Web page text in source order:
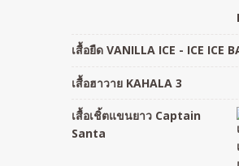
เสื้อยืด VANILLA ICE - ICE ICE
เสื้อฮาวาย KAHALA 3
เสื้อเชิ้ตแขนยาว Captain
Santa